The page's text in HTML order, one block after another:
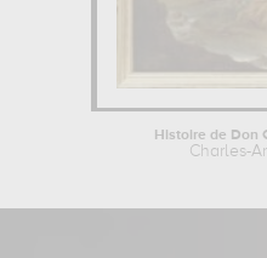
Histoire de Don
Charles-